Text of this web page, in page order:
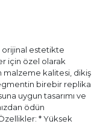
orijinal estetikte
için özel olarak
malzeme kalitesi, dikiş
birebir replika
uygun tasarımı ve
ödün
* Yüksek